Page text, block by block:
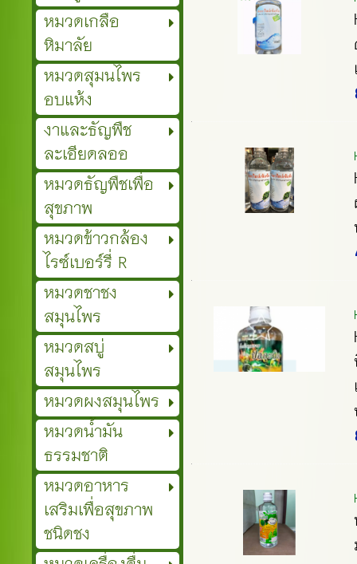
หมวดเกลือ
หิมาลัย
หมวดสุมนไพร
อบแห้ง
งาและธัญพืช
ละเอียดลออ
หมวดธัญพืชเพื่อ
สุขภาพ
หมวดข้าวกล้อง
ไรซ์เบอร์รี่ R
หมวดชาชง
สมุนไพร
หมวดสบู่
สมุนไพร
หมวดผงสมุนไพร
หมวดน้ำมัน
ธรรมชาติ
หมวดอาหาร
เสริมเพื่อสุขภาพ
ชนิดชง